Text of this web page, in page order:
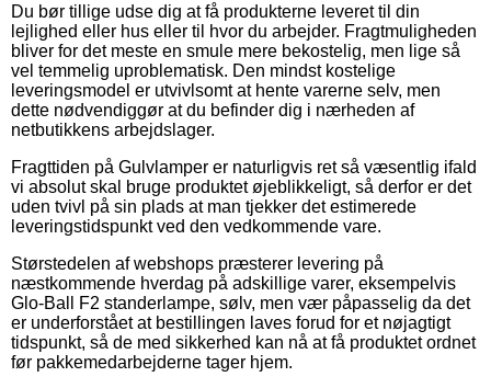
Du bør tillige udse dig at få produkterne leveret til din
lejlighed eller hus eller til hvor du arbejder. Fragtmuligheden
bliver for det meste en smule mere bekostelig, men lige så
vel temmelig uproblematisk. Den mindst kostelige
leveringsmodel er utvivlsomt at hente varerne selv, men
dette nødvendiggør at du befinder dig i nærheden af
netbutikkens arbejdslager.
Fragttiden på Gulvlamper er naturligvis ret så væsentlig ifald
vi absolut skal bruge produktet øjeblikkeligt, så derfor er det
uden tvivl på sin plads at man tjekker det estimerede
leveringstidspunkt ved den vedkommende vare.
Størstedelen af webshops præsterer levering på
næstkommende hverdag på adskillige varer, eksempelvis
Glo-Ball F2 standerlampe, sølv, men vær påpasselig da det
er underforstået at bestillingen laves forud for et nøjagtigt
tidspunkt, så de med sikkerhed kan nå at få produktet ordnet
før pakkemedarbejderne tager hjem.